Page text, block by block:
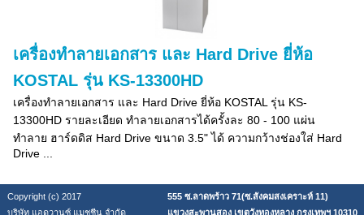
เครื่องทำลายเอกสาร และ Hard Drive ยี่ห้อ
KOSTAL รุ่น KS-13300HD
เครื่องทำลายเอกสาร และ Hard Drive ยี่ห้อ KOSTAL รุ่น KS-
13300HD รายละเอียด ทำลายเอกสารได้ครั้งละ 80 - 100 แผ่น
ทำลาย ฮาร์ดดิส Hard Drive ขนาด 3.5" ได้ ความกว้างช่องใส่ Hard
Drive ...
Copyright (c) 2017
555 ซ.ลาดพร้าว 71(ซ.สังคมสงเคราะห์ 11)
บริษัท แอดวานซ์ แมชชีน จำกัด
แขวงสะพานสอง เขตวังทองหลาง กรุงเทพฯ 10310